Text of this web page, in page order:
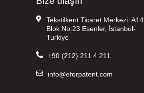
Tekstilkent Ticaret Merkezi A14
Blok No:23 Esenler, İstanbul-
Turkiye
+90 (212) 211 4 211
info@eforpatent.com